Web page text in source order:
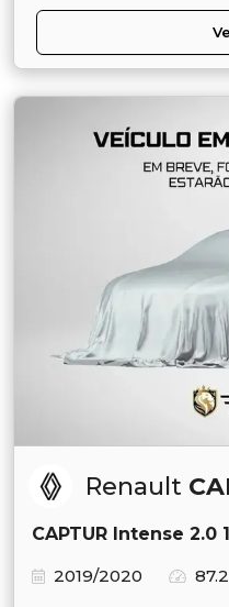
Renault
CAPTUR Intense 2.0
2019/2020